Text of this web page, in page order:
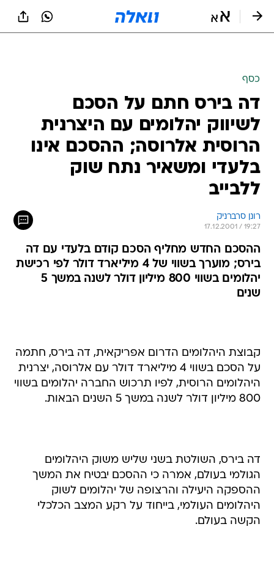
כסף
דה בירס חתם על הסכם
לשיווק יהלומים עם היצרנית
הרוסית אלרוסה; ההסכם אינו
בלעדי ומשאיר נתח שוק
ללבייב
רונן סרברניק
17.12.2001 / 19:27
ההסכם החדש מחליף הסכם קודם בלעדי עם דה
בירס; מוערך בשווי של 4 מיליארד דולר לפי רכישת
יהלומים בשווי 800 מיליון דולר לשנה במשך 5
שנים
קבוצת היהלומים הדרום אפריקאית, דה בירס, חתמה
על הסכם בשווי 4 מיליארד דולר עם אלרוסה, יצרנית
היהלומים הרוסית, לפיו תרכוש החברה יהלומים בשווי
800 מיליון דולר לשנה במשך 5 השנים הבאות.
דה בירס, השולטת בשני שליש משוק היהלומים
הגולמי בעולם, אמרה כי ההסכם יבטיח את המשך
ההספקה היעילה והרצופה של יהלומים לשוק
היהלומים העולמי, בייחוד על רקע המצב הכלכלי
הקשה בעולם.